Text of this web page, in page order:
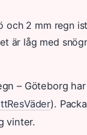
och 2 mm regn
är låg med
– Göteborg
).
vinter.